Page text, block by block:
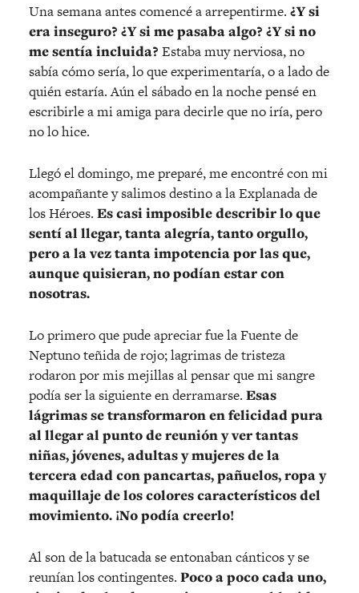
Una semana antes comencé a arrepentirme. ¿Y si
era inseguro? ¿Y si me pasaba algo? ¿Y si no
me sentía incluida? Estaba muy nerviosa, no
sabía cómo sería, lo que experimentaría, o a lado de
quién estaría. Aún el sábado en la noche pensé en
escribirle a mi amiga para decirle que no iría, pero
no lo hice.
Llegó el domingo, me preparé, me encontré con mi
acompañante y salimos destino a la Explanada de
los Héroes. Es casi imposible describir lo que
sentí al llegar, tanta alegría, tanto orgullo,
pero a la vez tanta impotencia por las que,
aunque quisieran, no podían estar con
nosotras.
Lo primero que pude apreciar fue la Fuente de
Neptuno teñida de rojo; lagrimas de tristeza
rodaron por mis mejillas al pensar que mi sangre
podía ser la siguiente en derramarse. Esas
lágrimas se transformaron en felicidad pura
al llegar al punto de reunión y ver tantas
niñas, jóvenes, adultas y mujeres de la
tercera edad con pancartas, pañuelos, ropa y
maquillaje de los colores característicos del
movimiento. ¡No podía creerlo!
Al son de la batucada se entonaban cánticos y se
reunían los contingentes. Poco a poco cada uno,